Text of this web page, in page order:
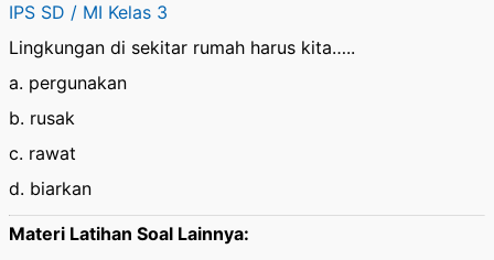
IPS SD / MI Kelas 3
Lingkungan di sekitar rumah harus kita…..
a. pergunakan
b. rusak
c. rawat
d. biarkan
Materi Latihan Soal Lainnya: